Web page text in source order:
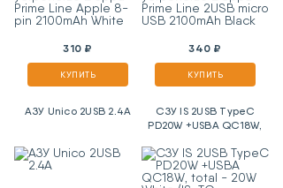
310 ₽
КУПИТЬ
340 ₽
КУПИТЬ
АЗУ Unico 2USB 2.4A
СЗУ IS 2USB TypeC
PD20W +USBA QC18W,
TC-PD2USW20W-
000B210)